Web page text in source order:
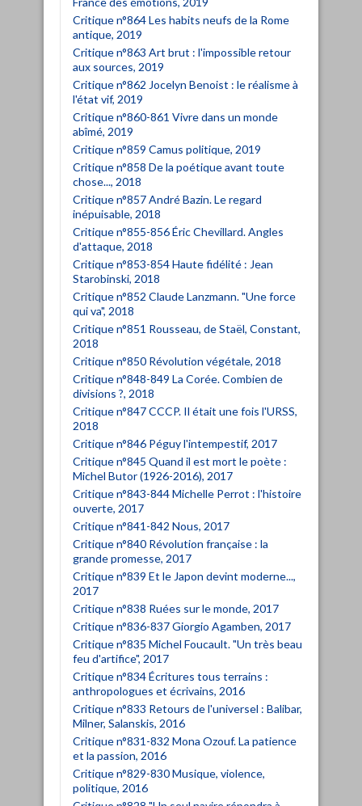
Critique n°864 Les habits neufs de la Rome
antique, 2019
Critique n°863 Art brut : l'impossible retour
aux sources, 2019
Critique n°862 Jocelyn Benoist : le réalisme à
l'état vif, 2019
Critique n°860-861 Vivre dans un monde
abîmé, 2019
Critique n°859 Camus politique, 2019
Critique n°858 De la poétique avant toute
chose..., 2018
Critique n°857 André Bazin. Le regard
inépuisable, 2018
Critique n°855-856 Éric Chevillard. Angles
d'attaque, 2018
Critique n°853-854 Haute fidélité : Jean
Starobinski, 2018
Critique n°852 Claude Lanzmann. "Une force
qui va", 2018
Critique n°851 Rousseau, de Staël, Constant,
2018
Critique n°850 Révolution végétale, 2018
Critique n°848-849 La Corée. Combien de
divisions ?, 2018
Critique n°847 CCCP. Il était une fois l'URSS,
2018
Critique n°846 Péguy l'intempestif, 2017
Critique n°845 Quand il est mort le poète :
Michel Butor (1926-2016), 2017
Critique n°843-844 Michelle Perrot : l'histoire
ouverte, 2017
Critique n°841-842 Nous, 2017
Critique n°840 Révolution française : la
grande promesse, 2017
Critique n°839 Et le Japon devint moderne...,
2017
Critique n°838 Ruées sur le monde, 2017
Critique n°836-837 Giorgio Agamben, 2017
Critique n°835 Michel Foucault. "Un très beau
feu d'artifice", 2017
Critique n°834 Écritures tous terrains :
anthropologues et écrivains, 2016
Critique n°833 Retours de l'universel : Balibar,
Milner, Salanskis, 2016
Critique n°831-832 Mona Ozouf. La patience
et la passion, 2016
Critique n°829-830 Musique, violence,
politique, 2016